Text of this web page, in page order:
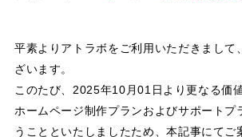
平素よりアトラボをご利用いただきまして
ざいます。
このたび、2025年10月01日より更なる価
ホームページ制作プランおよびサポートプ
うことといたしましたため、本記事にてご